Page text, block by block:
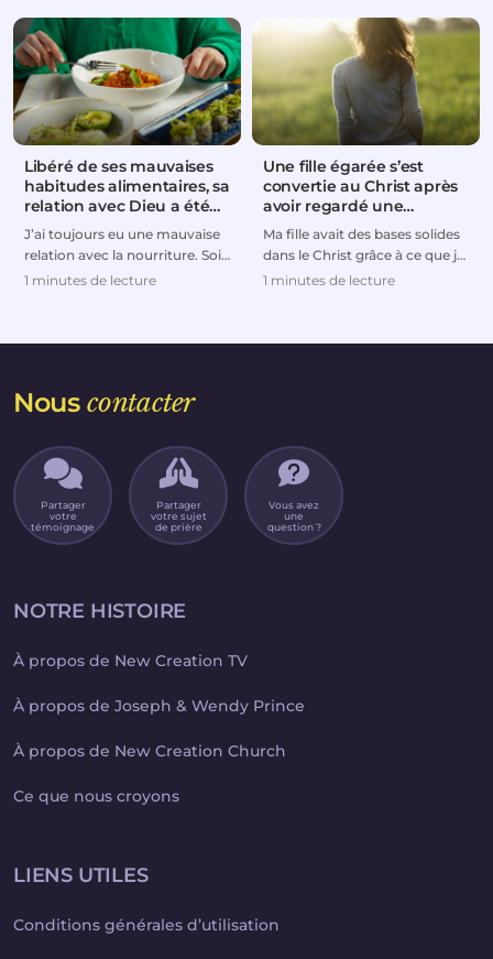
Libéré de ses mauvaises
habitudes alimentaires, sa
relation avec Dieu a été
rétablie
J’ai toujours eu une mauvaise
relation avec la nourriture. Soit
je mangeais trop, soit je suivais
1 minutes de lecture
Une fille égarée s’est
convertie au Christ après
avoir regardé une
émission télévisée
Ma fille avait des bases solides
dans le Christ grâce à ce que je
lui avais enseigné quand elle
1 minutes de lecture
Nouscontacter
Partager
votre
témoignage
Partager
votre sujet
de prière
Vous avez
une
question ?
NOTRE HISTOIRE
À propos de New Creation TV
À propos de Joseph & Wendy Prince
À propos de New Creation Church
Ce que nous croyons
LIENS UTILES
Conditions générales d’utilisation